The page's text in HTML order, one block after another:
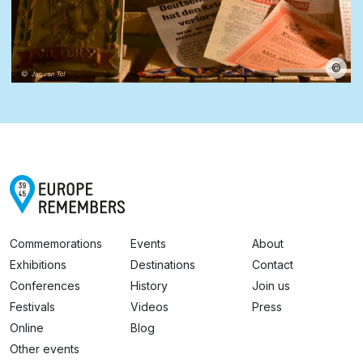
©
Commemorations
Exhibitions
Conferences
Festivals
Online
Other events
Events
Destinations
History
Videos
Blog
About
Contact
Join us
Press